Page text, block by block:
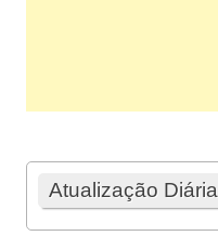
Atualização Diária